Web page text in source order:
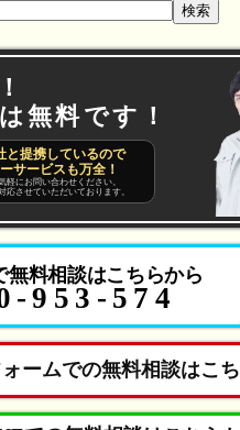
検索
無料です！
と提携しているので
サービスも万全！
軽にお問い合わせください。
応させていただいております。
無料相談はこちらから
953-574
ームでの無料相談はこ